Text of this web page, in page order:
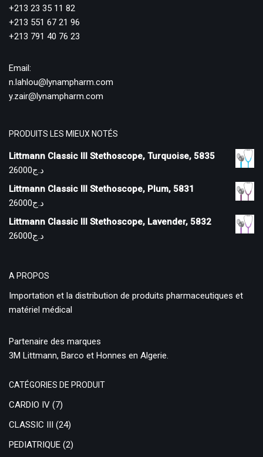
+213 23 35 11 82
+213 551 67 21 96
+213 791 40 76 23
Email:
n.lahlou@lynampharm.com
y.zair@lynampharm.com
PRODUITS LES MIEUX NOTÉS
Littmann Classic III Stethoscope, Turquoise, 5835
د.ج26000
Littmann Classic III Stethoscope, Plum, 5831
د.ج26000
Littmann Classic III Stethoscope, Lavender, 5832
د.ج26000
A PROPOS
Importation et la distribution de produits pharmaceutiques et
matériel médical
Partenaire des marques
3M Littmann, Barco et Honnes en Algerie.
CATÉGORIES DE PRODUIT
CARDIO IV (7)
CLASSIC III (24)
PEDIATRIQUE (2)